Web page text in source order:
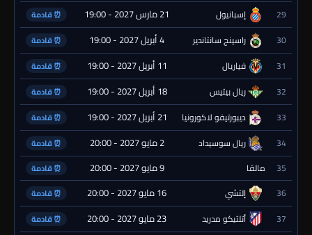
29 إسبانيول 21 مارس 2027 - 19:00 ⏰ قادمة
30 راسينج سانتاندير 4 أبريل 2027 - 19:00 ⏰ قادمة
31 فياريال 11 أبريل 2027 - 19:00 ⏰ قادمة
32 ريال بيتيس 18 أبريل 2027 - 19:00 ⏰ قادمة
33 ديبورتيفو لاكورونيا 21 أبريل 2027 - 19:00 ⏰ قادمة
34 ريال سوسيداد 2 مايو 2027 - 20:00 ⏰ قادمة
35 مالقا 9 مايو 2027 - 20:00 ⏰ قادمة
36 إلتشي 16 مايو 2027 - 20:00 ⏰ قادمة
37 أتلتيكو مدريد 23 مايو 2027 - 20:00 ⏰ قادمة